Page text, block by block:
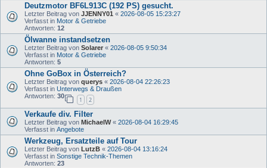
Deutzmotor BF6L913C (192 PS) gesucht.
Letzter Beitrag von JJENNY01 « 2026-08-05 15:23:27
Verfasst in Motor & Getriebe
Antworten: 12
Ölwanne instandsetzen
Letzter Beitrag von Solarer « 2026-08-05 9:50:34
Verfasst in Motor & Getriebe
Antworten: 5
Ohne GoBox in Österreich?
Letzter Beitrag von querys « 2026-08-04 22:26:23
Verfasst in Unterwegs & Draußen
Antworten: 30
1 2
Verkaufe div. Filter
Letzter Beitrag von MichaelW« 2026-08-04 16:29:45
Verfasst in Angebote
Werkzeug, Ersatzteile auf Tour
Letzter Beitrag von LutzB « 2026-08-04 13:16:24
Verfasst in Sonstige Technik-Themen
Antworten: 23